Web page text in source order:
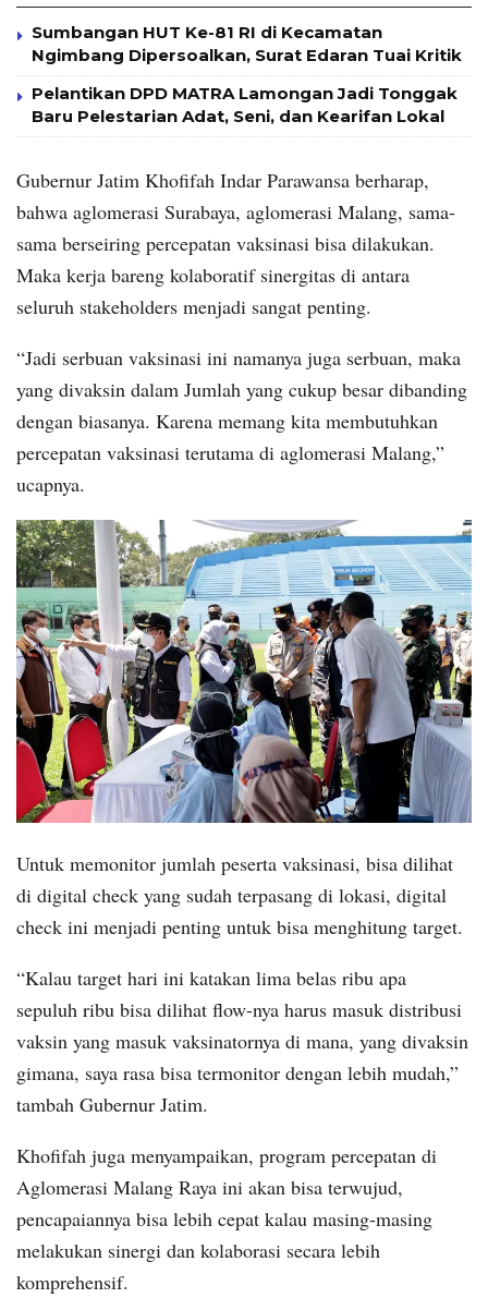
Sumbangan HUT Ke-81 RI di Kecamatan
Ngimbang Dipersoalkan, Surat Edaran Tuai Kritik
Pelantikan DPD MATRA Lamongan Jadi Tonggak
Baru Pelestarian Adat, Seni, dan Kearifan Lokal
Gubernur Jatim Khofifah Indar Parawansa berharap,
bahwa aglomerasi Surabaya, aglomerasi Malang, sama-
sama berseiring percepatan vaksinasi bisa dilakukan.
Maka kerja bareng kolaboratif sinergitas di antara
seluruh stakeholders menjadi sangat penting.
“Jadi serbuan vaksinasi ini namanya juga serbuan, maka
yang divaksin dalam Jumlah yang cukup besar dibanding
dengan biasanya. Karena memang kita membutuhkan
percepatan vaksinasi terutama di aglomerasi Malang,”
ucapnya.
Untuk memonitor jumlah peserta vaksinasi, bisa dilihat
di digital check yang sudah terpasang di lokasi, digital
check ini menjadi penting untuk bisa menghitung target.
“Kalau target hari ini katakan lima belas ribu apa
sepuluh ribu bisa dilihat flow-nya harus masuk distribusi
vaksin yang masuk vaksinatornya di mana, yang divaksin
gimana, saya rasa bisa termonitor dengan lebih mudah,”
tambah Gubernur Jatim.
Khofifah juga menyampaikan, program percepatan di
Aglomerasi Malang Raya ini akan bisa terwujud,
pencapaiannya bisa lebih cepat kalau masing-masing
melakukan sinergi dan kolaborasi secara lebih
komprehensif.